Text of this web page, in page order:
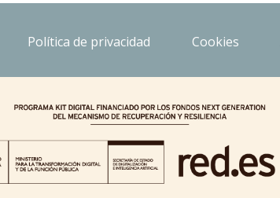
Política de privacidad Cookies